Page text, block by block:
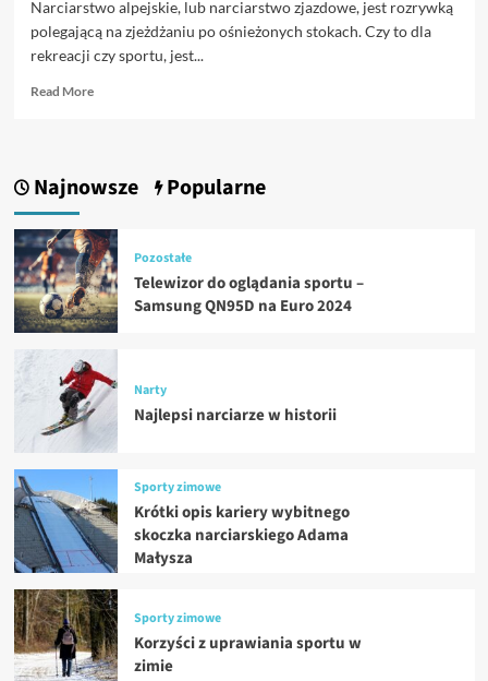
Narciarstwo alpejskie, lub narciarstwo zjazdowe, jest rozrywką
polegającą na zjeżdżaniu po ośnieżonych stokach. Czy to dla
rekreacji czy sportu, jest...
Read MoreRead
Narciarstwo
Najnowsze Popularne
Pozostałe
Telewizor do oglądania sportu –
Samsung QN95D na Euro 2024
Narty
Najlepsi narciarze w historii
Sporty zimowe
Krótki opis kariery wybitnego
skoczka narciarskiego Adama
Małysza
Sporty zimowe
Korzyści z uprawiania sportu w
zimie